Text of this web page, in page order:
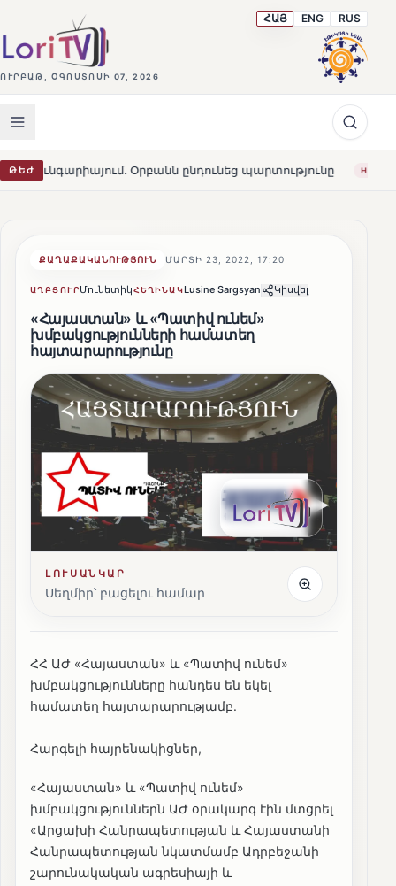
ՈՒՐԲԱԹ, ՕԳՈՍՏՈՍԻ 07, 2026
ՀԱՅ ENG RUS
ԹԵԺ ընդունեց պարտությունը HOT Մարթա Կոս.
ՔԱՂԱՔԱԿԱՆՈՒԹՅՈՒՆ ՄԱՐՏԻ 23, 2022, 17:20
ԱՂԲՅՈՒՐՄունետիկՀԵՂԻՆԱԿLusine Sargsyan Կիսվել
«Հայաստան» և «Պատիվ ունեմ»
խմբակցությունների համատեղ
հայտարարությունը
ԼՈՒՍԱՆԿԱՐ
Սեղմիր՝ բացելու համար
ՀՀ ԱԺ «Հայաստան» և «Պատիվ ունեմ»
խմբակցությունները հանդես են եկել
համատեղ հայտարարությամբ.
Հարգելի հայրենակիցներ,
«Հայաստան» և «Պատիվ ունեմ»
խմբակցություններն ԱԺ օրակարգ էին մտցրել
«Արցախի Հանրապետության և Հայաստանի
Հանրապետության նկատմամբ Ադրբեջանի
շարունակական ագրեսիայի և